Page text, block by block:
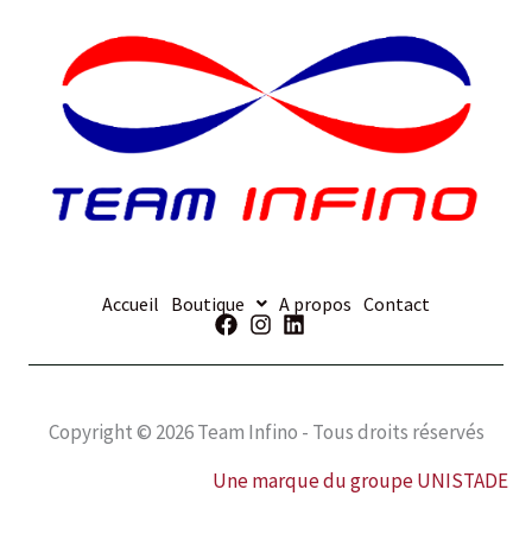
Accueil Boutique A propos Contact
Copyright © 2026 Team Infino - Tous droits réservés
Une marque du groupe UNISTADE